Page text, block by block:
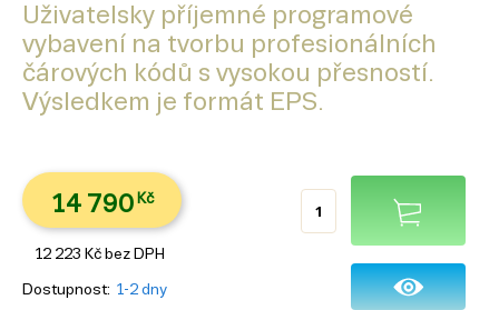
Uživatelsky příjemné programové
vybavení na tvorbu profesionálních
čárových kódů s vysokou přesností.
Výsledkem je formát EPS.
14 790 Kč
12 223 Kč bez DPH
Dostupnost 1-2 dny